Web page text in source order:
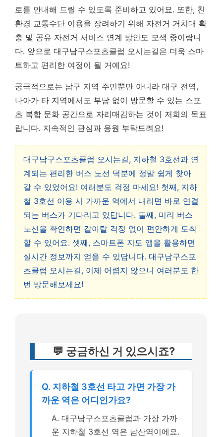
로를 안내해 드릴 수 있도록 준비하고 있어요. 또한, 친
환경 교통수단 이용을 장려하기 위해 자전거 거치대 확
충 및 공유 자전거 서비스 연계 방안도 모색 중이랍니
다. 앞으로 대구남구스포츠클럽 오시는길은 더욱 스마
트하고 편리한 여정이 될 거예요!
궁극적으로는 남구 지역 주민뿐만 아니라 대구 전역,
나아가 타 지역에서도 부담 없이 방문할 수 있는 스포
츠 복합 문화 공간으로 자리매김하는 것이 저희의 목표
랍니다. 지속적인 관심과 응원 부탁드려요!
대구남구스포츠클럽 오시는길, 지하철 3호선과 연
계되는 편리한 버스 노선 덕분에 정말 쉽게 찾아
갈 수 있었어요! 여러분도 걱정 마세요! 첫째, 지하
철 3호선 이용 시 가까운 역에서 내리면 바로 연결
되는 버스가 기다리고 있답니다. 둘째, 미리 버스
노선을 확인하면 갈아탈 걱정 없이 편안하게 도착
할 수 있어요. 셋째, 스마트폰 지도 앱을 활용하면
실시간 정보까지 얻을 수 있답니다. 대구남구스포
츠클럽 오시는길, 이제 어렵지 않으니 여러분도 한
번 방문해보세요!
💬 궁금하신 거 있으시죠?
Q. 지하철 3호선 타고 가면 가장 가
까운 역은 어디인가요?
A. 대구남구스포츠클럽과 가장 가까
운 지하철 3호선 역은 남산역이에요.